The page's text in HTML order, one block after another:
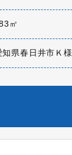
㎡
知県春日井市Ｋ様